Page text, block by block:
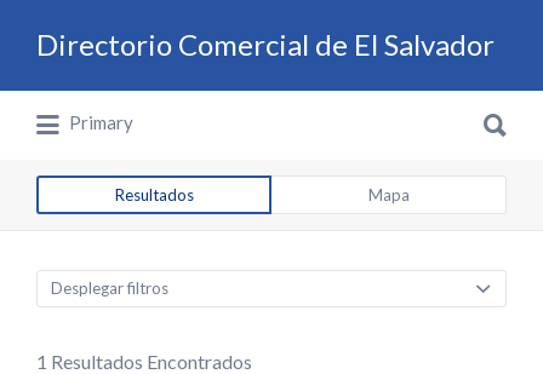
Directorio Comercial de El Salvador
Directorio Comercial de El Salvador
Primary
Resultados Mapa
Desplegar filtros
1 Resultados Encontrados